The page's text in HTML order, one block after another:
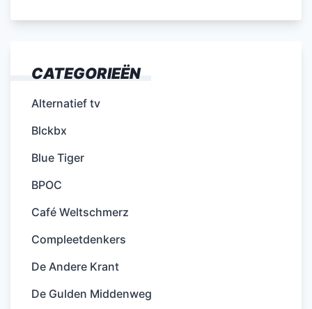
CATEGORIEËN
Alternatief tv
Blckbx
Blue Tiger
BPOC
Café Weltschmerz
Compleetdenkers
De Andere Krant
De Gulden Middenweg